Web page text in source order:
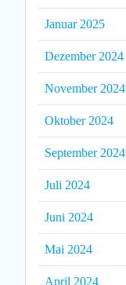
Januar 2025
Dezember 2024
November 2024
Oktober 2024
September 2024
Juli 2024
Juni 2024
Mai 2024
April 2024